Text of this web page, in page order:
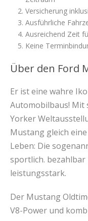
Versicherung
Ausführliche
Ausreichend Zeit
Keine
Über den Ford
Er ist eine wahre
Automobilbaus! Mit
Yorker
Mustang gleich
Leben: Die
sportlich.
leistungsstark.
Der Mustang
V8-Power und